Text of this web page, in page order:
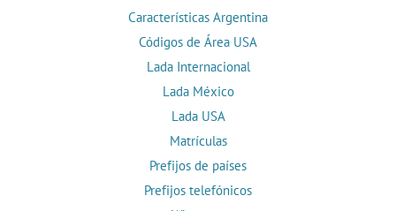
Características Argentina
Códigos de Área USA
Lada Internacional
Lada México
Lada USA
Matrículas
Prefijos de países
Prefijos telefónicos